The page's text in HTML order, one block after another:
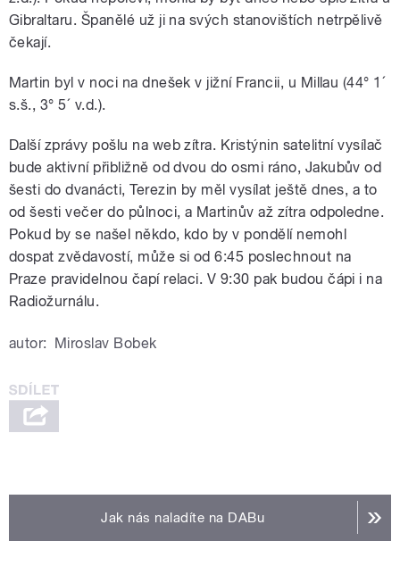
Gibraltaru. Španělé už ji na svých stanovištích netrpělivě
čekají.
Martin byl v noci na dnešek v jižní Francii, u Millau (44° 1´
s.š., 3° 5´ v.d.).
Další zprávy pošlu na web zítra. Kristýnin satelitní vysílač
bude aktivní přibližně od dvou do osmi ráno, Jakubův od
šesti do dvanácti, Terezin by měl vysílat ještě dnes, a to
od šesti večer do půlnoci, a Martinův až zítra odpoledne.
Pokud by se našel někdo, kdo by v pondělí nemohl
dospat zvědavostí, může si od 6:45 poslechnout na
Praze pravidelnou čapí relaci. V 9:30 pak budou čápi i na
Radiožurnálu.
autor: Miroslav Bobek
Jak nás naladíte na DABu